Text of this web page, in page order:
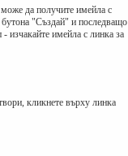
да получите имейла с
бутона "Създай" и последващо
изчакайте имейла с линка за
кликнете върху линка